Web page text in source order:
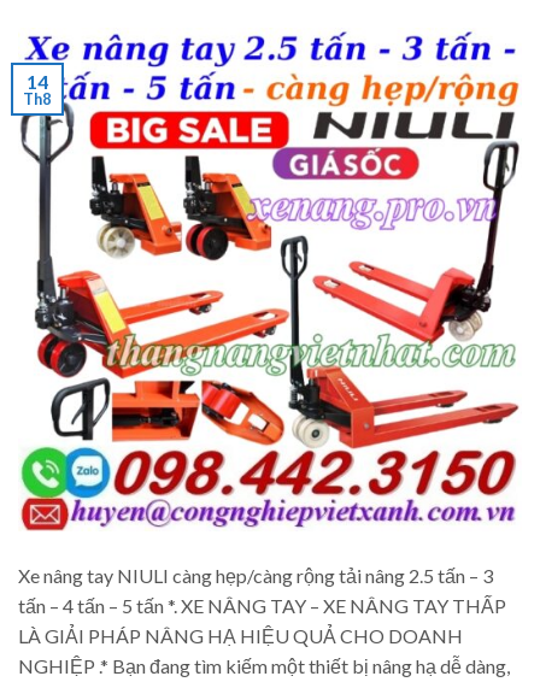
14
Th8
Xe nâng tay NIULI càng hẹp/càng rộng tải nâng 2.5 tấn – 3
tấn – 4 tấn – 5 tấn *. XE NÂNG TAY – XE NÂNG TAY THẤP
LÀ GIẢI PHÁP NÂNG HẠ HIỆU QUẢ CHO DOANH
NGHIỆP .* Bạn đang tìm kiếm một thiết bị nâng hạ dễ dàng,